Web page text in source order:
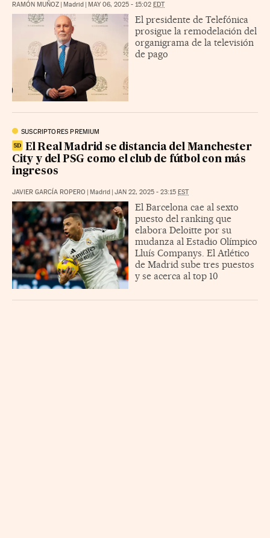
RAMÓN MUÑOZ Madrid MAY 06, 2025 - 15:02 EDT
El presidente de Telefónica
prosigue la remodelación del
organigrama de la televisión
de pago
SUSCRIPTORES PREMIUM
El Real Madrid se distancia del Manchester
City y del PSG como el club de fútbol con más
ingresos
JAVIER GARCÍA ROPERO Madrid JAN 22, 2025 - 23:15 EST
El Barcelona cae al sexto
puesto del ranking que
elabora Deloitte por su
mudanza al Estadio Olímpico
Lluís Companys. El Atlético
de Madrid sube tres puestos
y se acerca al top 10